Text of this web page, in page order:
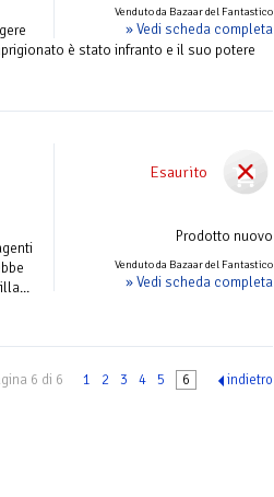
Venduto da Bazaar del Fantastico
» Vedi scheda completa
è stato infranto e il suo potere
Esaurito
Prodotto nuovo
Venduto da Bazaar del Fantastico
» Vedi scheda completa
6 di 6 1 2 3 4 5 6 indietro